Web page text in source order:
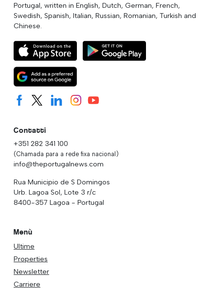
Portugal, written in English, Dutch, German, French,
Swedish, Spanish, Italian, Russian, Romanian, Turkish and
Chinese.
Contatti
+351 282 341 100
(Chamada para a rede fixa nacional)
info@theportugalnews.com
Rua Municipio de S Domingos
Urb. Lagoa Sol, Lote 3 r/c
8400-357 Lagoa - Portugal
Menù
Ultime
Properties
Newsletter
Carriere